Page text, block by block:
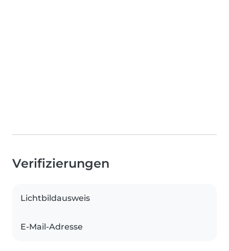
Verifizierungen
Lichtbildausweis
E-Mail-Adresse